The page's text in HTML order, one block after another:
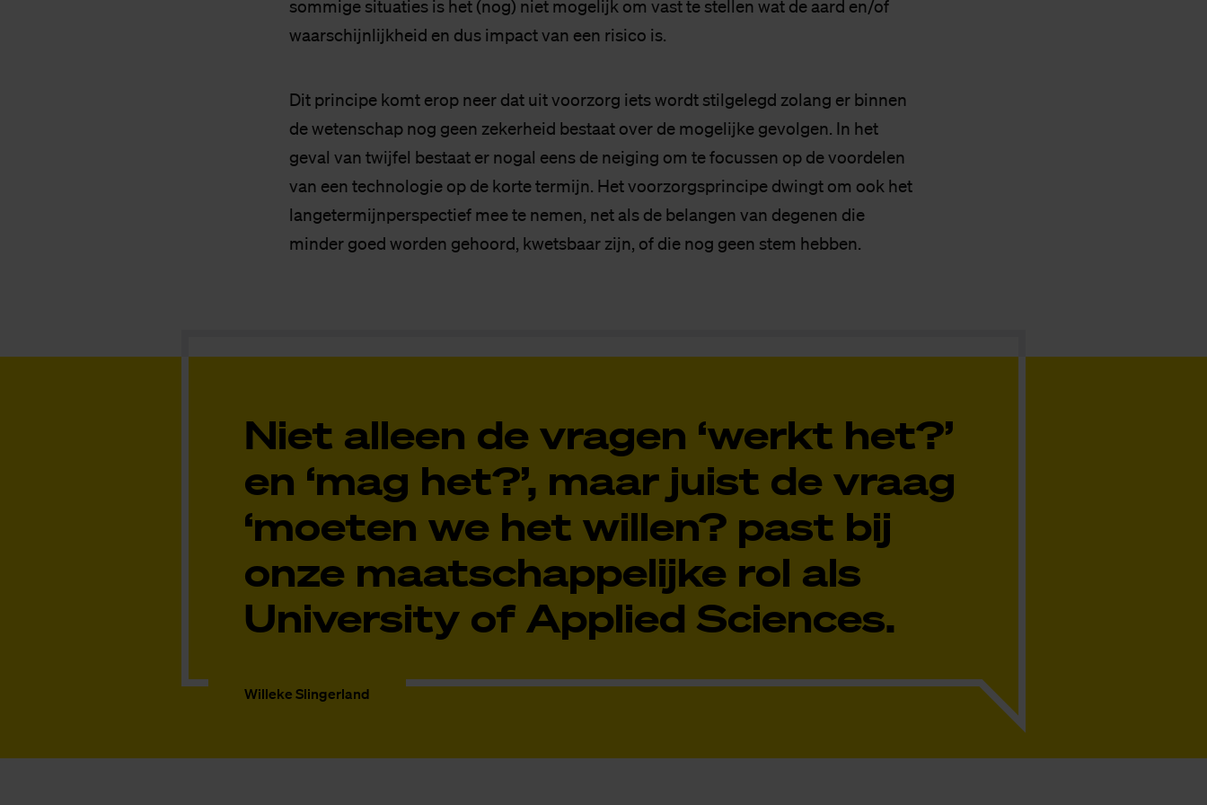
sommige situaties is het (nog) niet mogelijk om vast te stellen wat de aard en/of
waarschijnlijkheid en dus impact van een risico is.
Dit principe komt erop neer dat uit voorzorg iets wordt stilgelegd zolang er binnen
de wetenschap nog geen zekerheid bestaat over de mogelijke gevolgen. In het
geval van twijfel bestaat er nogal eens de neiging om te focussen op de voordelen
van een technologie op de korte termijn. Het voorzorgsprincipe dwingt om ook het
langetermijnperspectief mee te nemen, net als de belangen van degenen die
minder goed worden gehoord, kwetsbaar zijn, of die nog geen stem hebben.
Niet alleen de vragen ‘werkt het?’
en ‘mag het?’, maar juist de vraag
‘moeten we het willen? past bij
onze maatschappelijke rol als
University of Applied Sciences.
Willeke Slingerland